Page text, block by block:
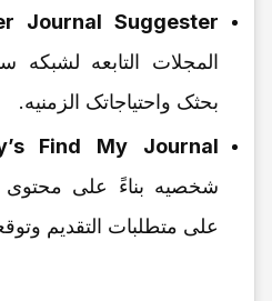
Journal Suggester:
المجلات التابعه لشبکه
بحثک واحتیاجاتک الزمنیه.
Find My Journal:
شخصیه بناءً على محتوى
على متطلبات التقدیم